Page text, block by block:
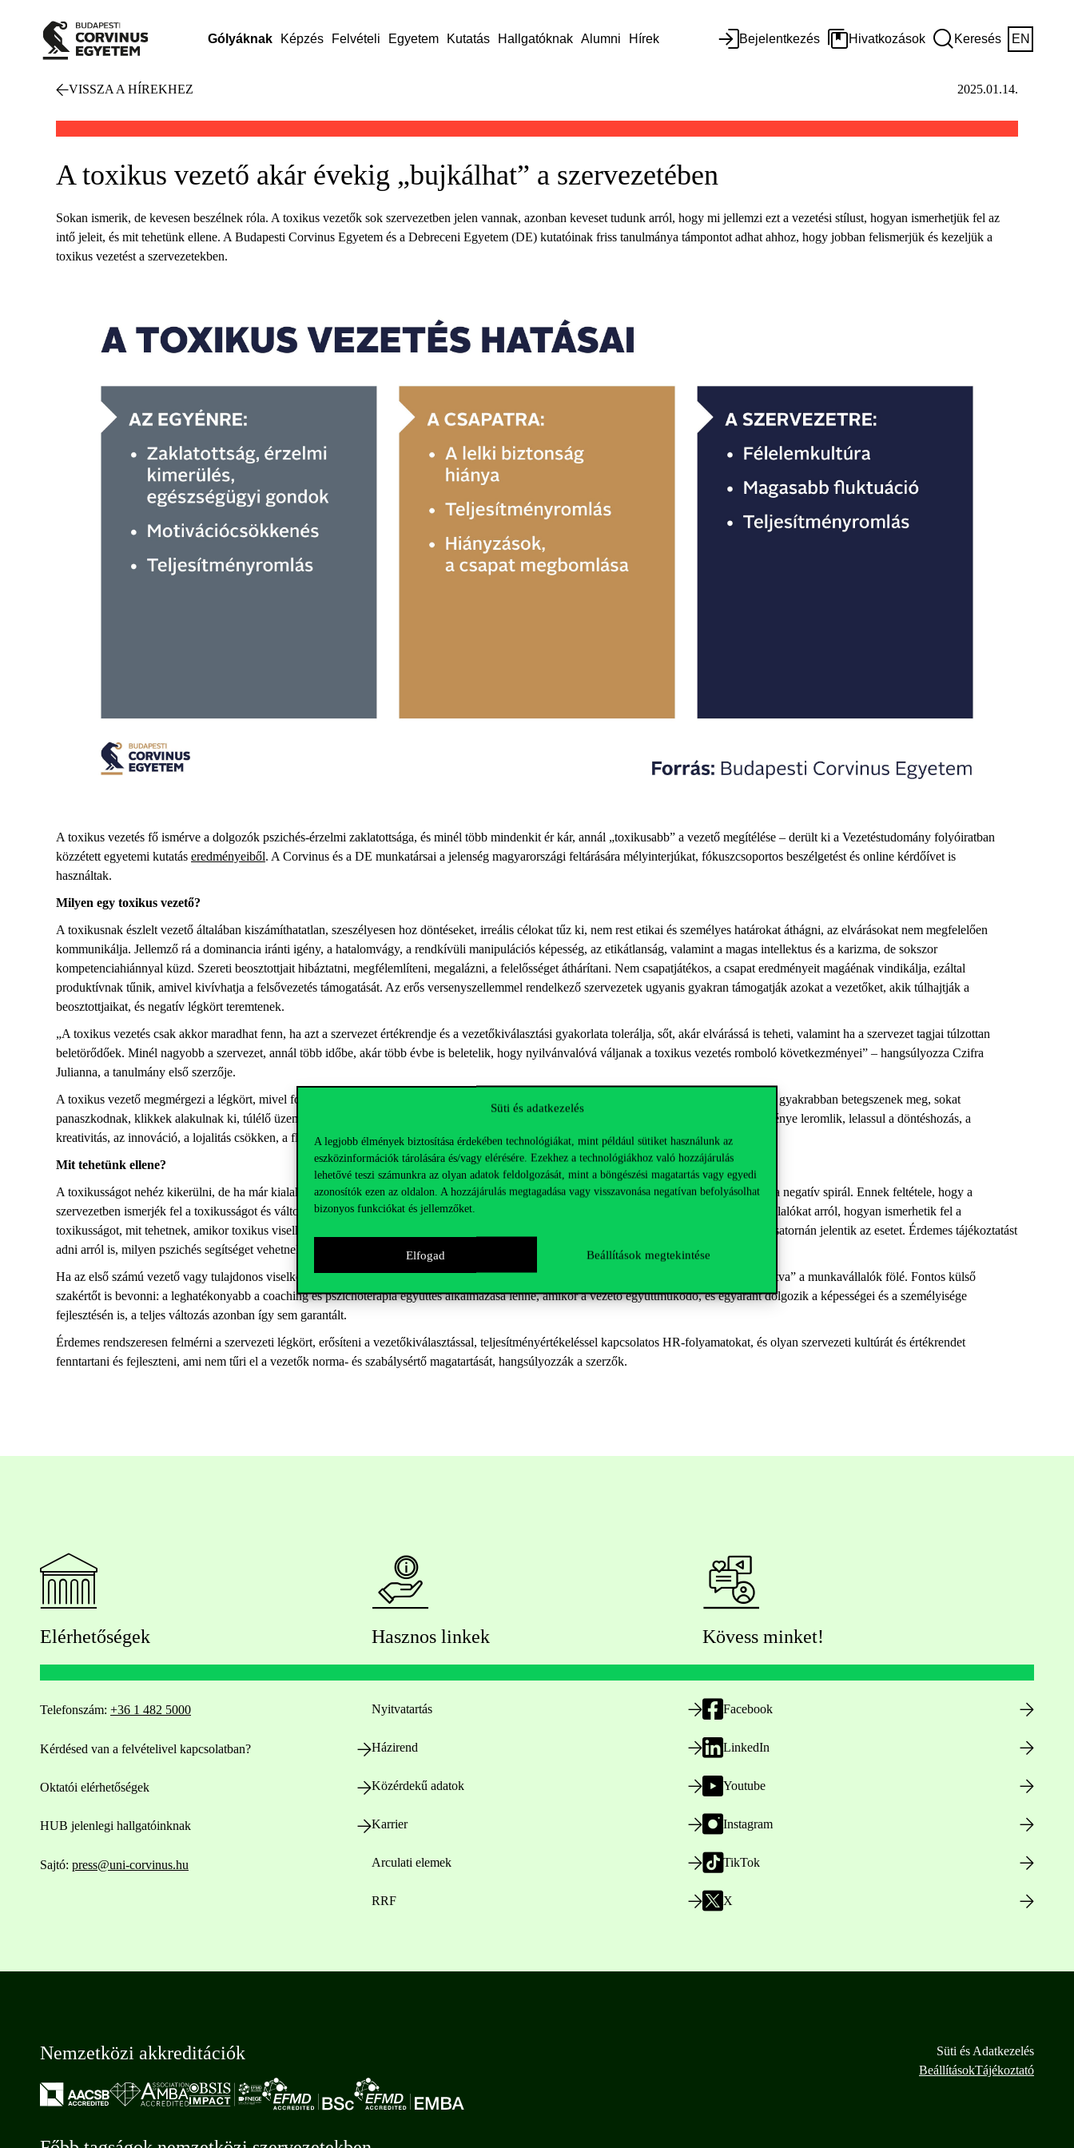
Süti és adatkezelés
A legjobb élmények biztosítása érdekében technológiákat, mint például sütiket használunk az
eszközinformációk tárolására és/vagy elérésére. Ezekhez a technológiákhoz való hozzájárulás
lehetővé teszi számunkra az olyan adatok feldolgozását, mint a böngészési magatartás vagy egyedi
azonosítók ezen az oldalon. A hozzájárulás megtagadása vagy visszavonása negatívan befolyásolhat
bizonyos funkciókat és jellemzőket.
Elfogad Beállítások megtekintése
Gólyáknak Képzés Felvételi Egyetem Kutatás Hallgatóknak Alumni Hírek Bejelentkezés Hivatkozások Keresés EN
VISSZA A HÍREKHEZ 2025.01.14.
A toxikus vezető akár évekig „bujkálhat” a szervezetében
Sokan ismerik, de kevesen beszélnek róla. A toxikus vezetők sok szervezetben jelen vannak, azonban keveset tudunk arról, hogy mi jellemzi ezt a vezetési stílust, hogyan ismerhetjük fel az
intő jeleit, és mit tehetünk ellene. A Budapesti Corvinus Egyetem és a Debreceni Egyetem (DE) kutatóinak friss tanulmánya támpontot adhat ahhoz, hogy jobban felismerjük és kezeljük a
toxikus vezetést a szervezetekben.
A toxikus vezetés fő ismérve a dolgozók pszichés-érzelmi zaklatottsága, és minél több mindenkit ér kár, annál „toxikusabb” a vezető megítélése – derült ki a Vezetéstudomány folyóiratban
közzétett egyetemi kutatás eredményeiből. A Corvinus és a DE munkatársai a jelenség magyarországi feltárására mélyinterjúkat, fókuszcsoportos beszélgetést és online kérdőívet is
használtak.
Milyen egy toxikus vezető?
A toxikusnak észlelt vezető általában kiszámíthatatlan, szeszélyesen hoz döntéseket, irreális célokat tűz ki, nem rest etikai és személyes határokat áthágni, az elvárásokat nem megfelelően
kommunikálja. Jellemző rá a dominancia iránti igény, a hatalomvágy, a rendkívüli manipulációs képesség, az etikátlanság, valamint a magas intellektus és a karizma, de sokszor
kompetenciahiánnyal küzd. Szereti beosztottjait hibáztatni, megfélemlíteni, megalázni, a felelősséget áthárítani. Nem csapatjátékos, a csapat eredményeit magáénak vindikálja, ezáltal
produktívnak tűnik, amivel kivívhatja a felsővezetés támogatását. Az erős versenyszellemmel rendelkező szervezetek ugyanis gyakran támogatják azokat a vezetőket, akik túlhajtják a
beosztottjaikat, és negatív légkört teremtenek.
„A toxikus vezetés csak akkor maradhat fenn, ha azt a szervezet értékrendje és a vezetőkiválasztási gyakorlata tolerálja, sőt, akár elvárássá is teheti, valamint ha a szervezet tagjai túlzottan
beletörődőek. Minél nagyobb a szervezet, annál több időbe, akár több évbe is beletelik, hogy nyilvánvalóvá váljanak a toxikus vezetés romboló következményei” – hangsúlyozza Czifra
Julianna, a tanulmány első szerzője.
A toxikus vezető megmérgezi a légkört, mivel folyamatos érzelmi frusztrációt okoz. A munkatársak kiégnek, túlterheltté, motiválatlanná válnak, gyakrabban betegszenek meg, sokat
panaszkodnak, klikkek alakulnak ki, túlélő üzemmódba kapcsolnak, és a gyászhoz hasonló folyamaton mennek keresztül. A szervezet teljesítménye leromlik, lelassul a döntéshozás, a
kreativitás, az innováció, a lojalitás csökken, a fluktuáció megnő. Félelemkultúra, bizalmatlan légkör alakul ki, torzul az információáramlás.
Mit tehetünk ellene?
A toxikusságot nehéz kikerülni, de ha már kialakult, mihamarabb kezelni kell, hogy ne épüljön be a szervezeti kultúrába, és elkerülhető legyen a negatív spirál. Ennek feltétele, hogy a
szervezetben ismerjék fel a toxikusságot és változást indítsanak, pl. a HR vagy egy felsővezető kezdeményezésére. Fontos edukálni a munkavállalókat arról, hogyan ismerhetik fel a
toxikusságot, mit tehetnek, amikor toxikus viselkedést észlelnek, például, hogy jelzik a HR-nek, az illető felettesének, vagy egy belső anonim csatornán jelentik az esetet. Érdemes tájékoztatást
adni arról is, milyen pszichés segítséget vehetnek igénybe az érintettek a feldolgozáshoz.
Ha az első számú vezető vagy tulajdonos viselkedése toxikus, akkor az alatta lévő vezetői szintnek a feladata a toxikusság kivédése, „ernyőt tartva” a munkavállalók fölé. Fontos külső
szakértőt is bevonni: a leghatékonyabb a coaching és pszichoterápia együttes alkalmazása lenne, amikor a vezető együttműködő, és egyaránt dolgozik a képességei és a személyisége
fejlesztésén is, a teljes változás azonban így sem garantált.
Érdemes rendszeresen felmérni a szervezeti légkört, erősíteni a vezetőkiválasztással, teljesítményértékeléssel kapcsolatos HR-folyamatokat, és olyan szervezeti kultúrát és értékrendet
fenntartani és fejleszteni, ami nem tűri el a vezetők norma- és szabálysértő magatartását, hangsúlyozzák a szerzők.
Elérhetőségek
Telefonszám: +36 1 482 5000
Kérdésed van a felvételivel kapcsolatban?
Oktatói elérhetőségek
HUB jelenlegi hallgatóinknak
Sajtó: press@uni-corvinus.hu
Hasznos linkek
Nyitvatartás
Házirend
Közérdekű adatok
Karrier
Arculati elemek
RRF
Kövess minket!
Facebook
LinkedIn
Youtube
Instagram
TikTok
X
Nemzetközi akkreditációk
Süti és Adatkezelés
BeállításokTájékoztató